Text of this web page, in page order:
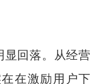
显回落。从经营
在激励用户下